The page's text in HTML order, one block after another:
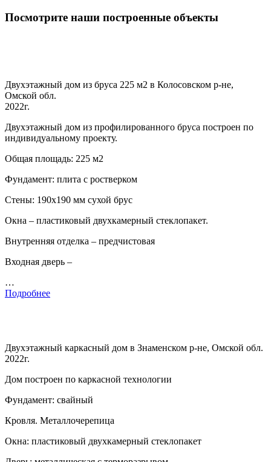
Посмотрите наши построенные объекты
Двухэтажный дом из бруса 225 м2 в Колосовском р-не,
Омской обл.
2022г.
Двухэтажный дом из профилированного бруса построен по
индивидуальному проекту.
Общая площадь: 225 м2
Фундамент: плита с ростверком
Стены: 190х190 мм сухой брус
Окна – пластиковый двухкамерный стеклопакет.
Внутренняя отделка – предчистовая
Входная дверь –
…
Подробнее
Двухэтажный каркасный дом в Знаменском р-не, Омской обл.
2022г.
Дом построен по каркасной технологии
Фундамент: свайный
Кровля. Металлочерепица
Окна: пластиковый двухкамерный стеклопакет